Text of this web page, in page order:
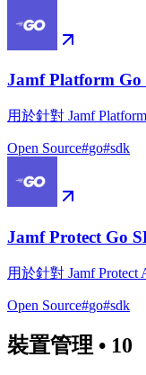
Jamf Platform Go
用於針對 Jamf
Open Source#go#sdk
Jamf Protect Go
用於針對 Jamf
Open Source#go#sdk
裝置管理 • 10